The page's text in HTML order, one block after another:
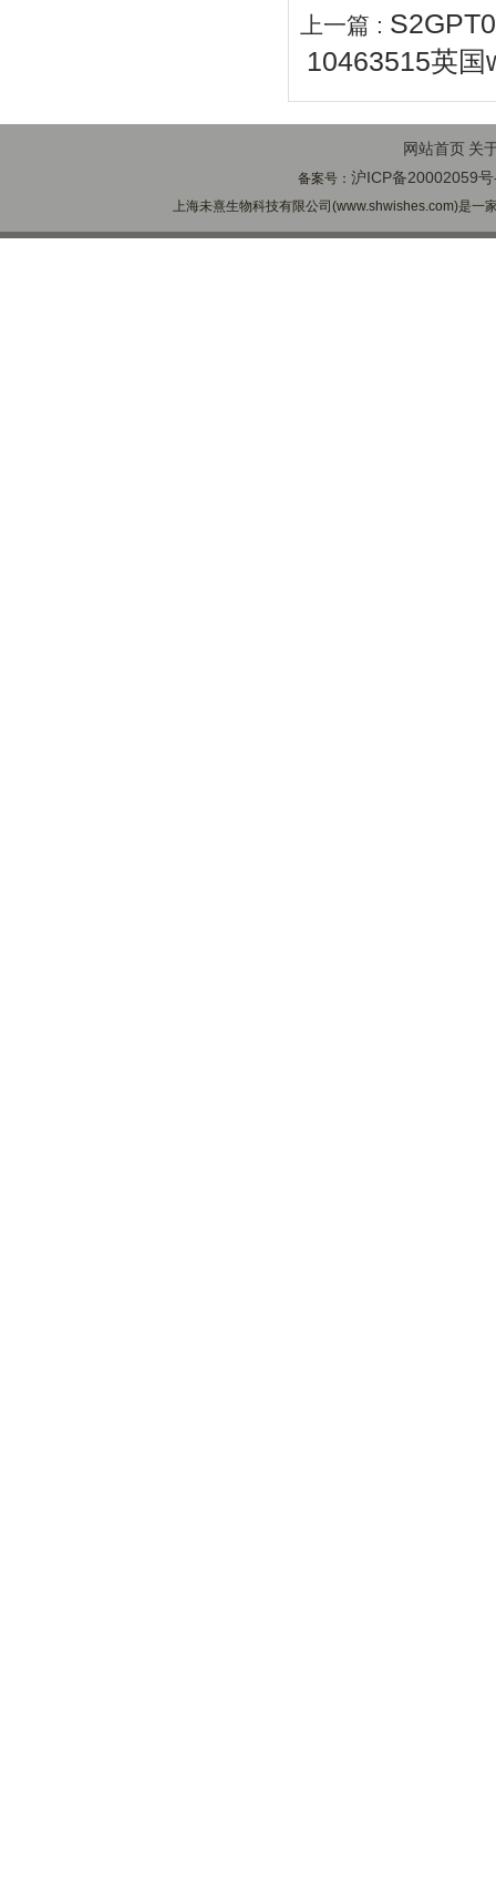
上一篇 :
10463515英
网站首页 关
备案号：沪ICP备20002059
上海未熹生物科技有限公司(www.shwishes.com)是一